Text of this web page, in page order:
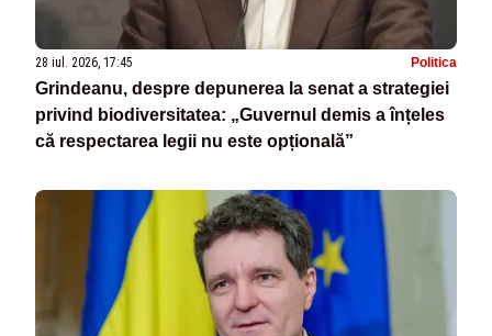
28 iul. 2026, 17:45 Politica
Grindeanu, despre depunerea la senat a strategiei
privind biodiversitatea: „Guvernul demis a înțeles
că respectarea legii nu este opțională”